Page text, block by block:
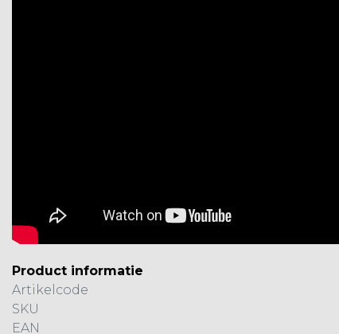
Product informatie
Artikelcode
SKU
EAN